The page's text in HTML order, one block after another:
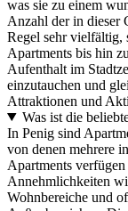
was sie zu einem
Anzahl der in dieser
Regel sehr vielfältig,
Apartments bis hin
Aufenthalt im
einzutauchen und
Attraktionen und
Was ist die
In Penig sind
von denen mehrere
Apartments
Annehmlichkeiten
Wohnbereiche und